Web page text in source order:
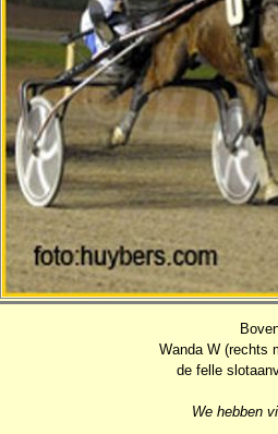
Wanda W (rechts
de felle
We hebben